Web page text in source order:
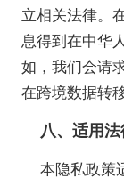
立相关法律。
息得到在中华
如，我们会请
在跨境数据转
八、适用
本隐私政策